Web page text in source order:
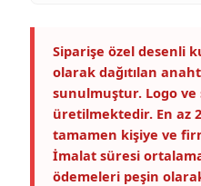
Siparişe özel desenli
olarak dağıtılan
sunulmuştur. Logo ve
üretilmektedir. En az
tamamen kişiye ve
İmalat süresi ortalama
ödemeleri peşin